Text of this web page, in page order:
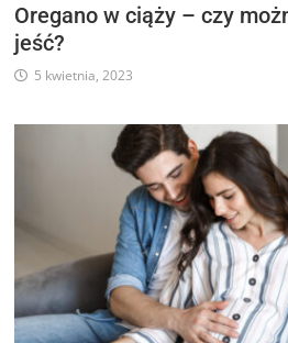
Oregano w ciąży – czy
jeść?
5 kwietnia, 2023